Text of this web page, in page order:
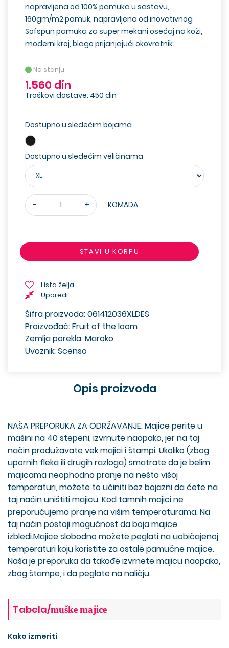
napravljena od 100% pamuka u sastavu,
160gm/m2 pamuk, napravljena od inovativnog
Sofspun pamuka za super mekani osećaj na koži,
moderni kroj, blago prijanjajući okovratnik.
Na stanju
1.560 din
Troškovi dostave: 450 din
Dostupno u sledećim bojama
Dostupno u sledećim veličinama
- + KOMADA
STAVI U KORPU
Lista želja
Uporedi
Šifra proizvoda: 061412036XLDES
Proizvođač: Fruit of the loom
Zemlja porekla: Maroko
Uvoznik: Scenso
Opis proizvoda
NAŠA PREPORUKA ZA ODRŽAVANJE: Majice perite u
mašini na 40 stepeni, izvrnute naopako, jer na taj
način produžavate vek majici i štampi. Ukoliko (zbog
upornih fleka ili drugih razloga) smatrate da je belim
majicama neophodno pranje na nešto višoj
temperaturi, možete to učiniti bez bojazni da ćete na
taj način uništiti majicu. Kod tamnih majici ne
preporučujemo pranje na višim temperaturama. Na
taj način postoji mogućnost da boja majice
izbledi.Majice slobodno možete peglati na uobičajenoj
temperaturi koju koristite za ostale pamučne majice.
Naša je preporuka da takođe izvrnete majicu naopako,
zbog štampe, i da peglate na naličju.
Tabela/muškemajice
Kako izmeriti